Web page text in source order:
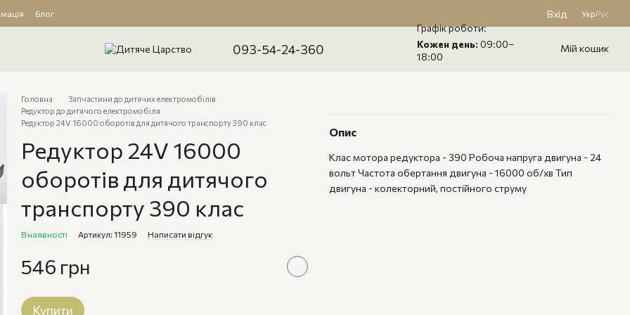
Блог
Вхід УкрРус
093-54-24-360
Графік роботи:
Кожен день: 09:00–
18:00
Мій кошик
Головна
Запчастини до дитячих електромобілів
Редуктор до дитячого електромобіля
Редуктор 24V 16000 оборотів для дитячого транспорту 390 клас
Редуктор 24V 16000
оборотів для дитячого
транспорту 390 клас
В наявності Артикул: 11959 Написати відгук
546 грн
Купити
Опис
Клас мотора редуктора - 390 Робоча напруга двигуна - 24
вольт Частота обертання двигуна - 16000 об/хв Тип
двигуна - колекторний, постійного струму